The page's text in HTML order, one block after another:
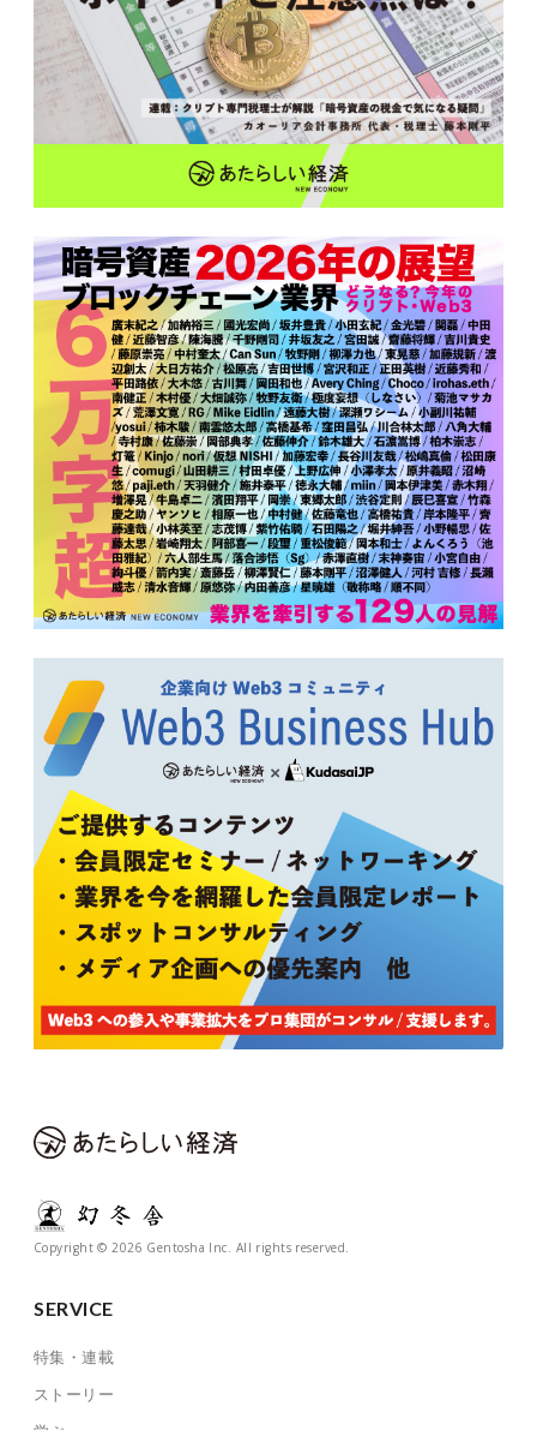
Copyright © 2026 Gentosha Inc. All rights reserved.
SERVICE
特集・連載
ストーリー